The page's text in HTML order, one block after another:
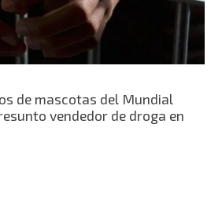
de mascotas del Mundial
vendedor de droga en